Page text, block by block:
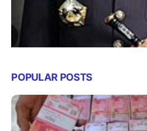
POPULAR POSTS